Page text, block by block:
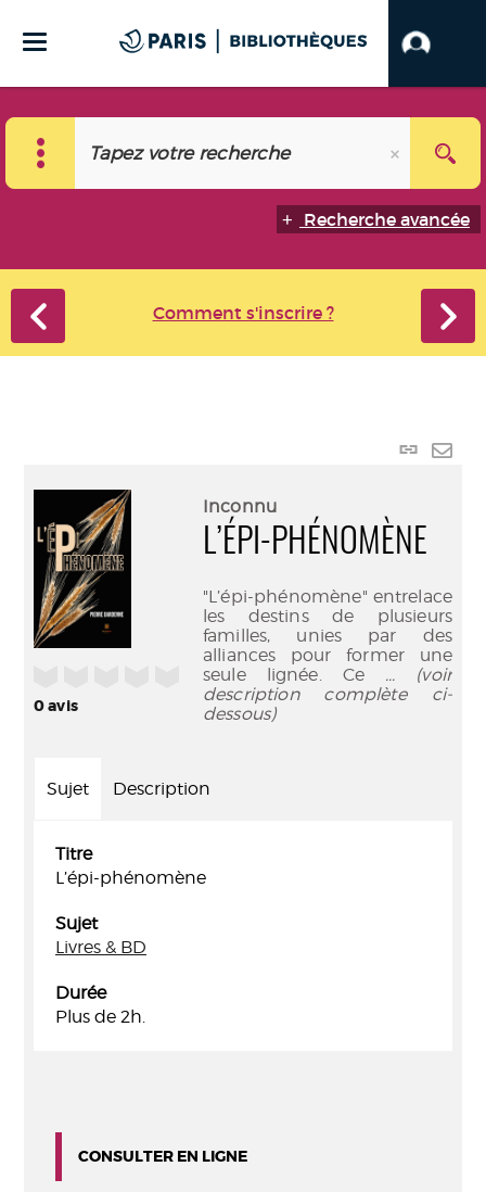
Recherche avancée
Comment s'inscrire ?
Lien
0avis
Inconnu
L’ÉPI-PHÉNOMÈNE
"L’épi-phénomène" entrelace
les destins de plusieurs
familles, unies par des
alliances pour former une
seule lignée. Ce ... (voir
description complète ci-
dessous)
Sujet Description
Titre
L’épi-phénomène
Sujet
Livres & BD
Durée
Plus de 2h.
CONSULTER EN LIGNE